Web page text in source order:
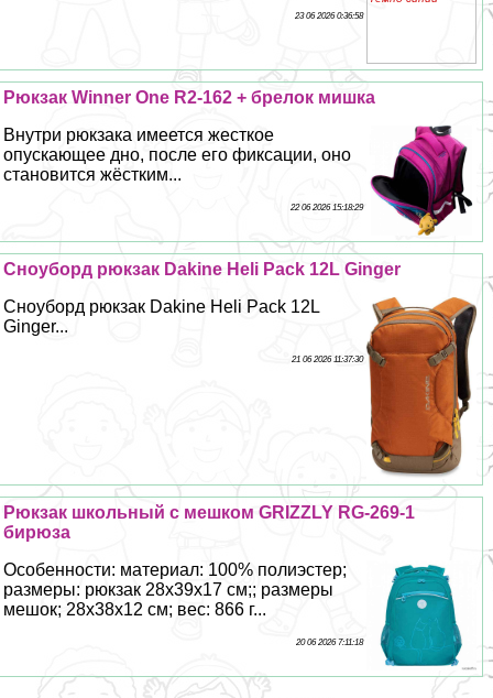
23 06 2026 0:36:58
Рюкзак Winner One R2-162 + брелок мишка
Внутри рюкзака имеется жесткое
опускающее дно, после его фиксации, оно
становится жёстким...
22 06 2026 15:18:29
Сноуборд рюкзак Dakine Heli Pack 12L Ginger
Сноуборд рюкзак Dakine Heli Pack 12L
Ginger...
21 06 2026 11:37:30
Рюкзак школьный с мешком GRIZZLY RG-269-1
бирюза
Особенности: материал: 100% полиэстер;
размеры: рюкзак 28х39х17 см;; размеры
мешок; 28х38х12 см; вес: 866 г...
20 06 2026 7:11:18